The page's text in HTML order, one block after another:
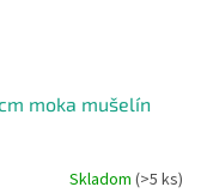
moka mušelín
Skladom (>5 ks)